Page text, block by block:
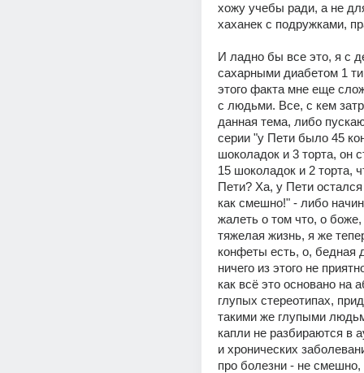
хожу учебы ради, а не
хаханек с подружками,
И ладно бы все это, я с
сахарными диабетом 1
этого факта мне еще
с людьми. Все, с кем
данная тема, либо
серии "у Пети было 45
шоколадок и 3 торта, он
15 шоколадок и 2 торта,
Пети? Ха, у Пети
как смешно!" - либо
жалеть о том что, о
тяжелая жизнь, я же
конфеты есть, о, бедная
ничего из этого не
как всё это основано на
глупых стереотипах,
такими же глупыми
капли не разбираются в
и хронических
про болезни - не смешно,